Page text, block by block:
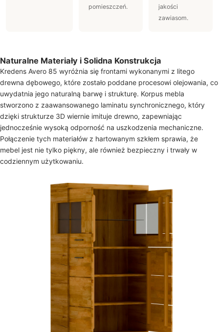
pomieszczeń.
jakości
zawiasom.
Naturalne Materiały i Solidna Konstrukcja
Kredens Avero 85 wyróżnia się frontami wykonanymi z litego
drewna dębowego, które zostało poddane procesowi olejowania, co
uwydatnia jego naturalną barwę i strukturę. Korpus mebla
stworzono z zaawansowanego laminatu synchronicznego, który
dzięki strukturze 3D wiernie imituje drewno, zapewniając
jednocześnie wysoką odporność na uszkodzenia mechaniczne.
Połączenie tych materiałów z hartowanym szkłem sprawia, że
mebel jest nie tylko piękny, ale również bezpieczny i trwały w
codziennym użytkowaniu.